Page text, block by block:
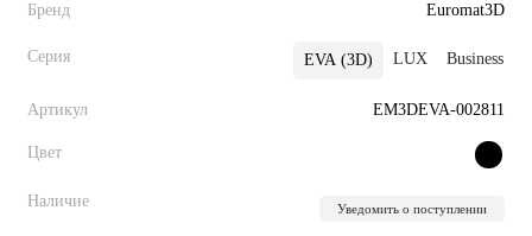
Бренд Euromat3D
Серия EVA (3D) LUX Business
Артикул EM3DEVA-002811
Цвет
Наличие Уведомить о поступлении